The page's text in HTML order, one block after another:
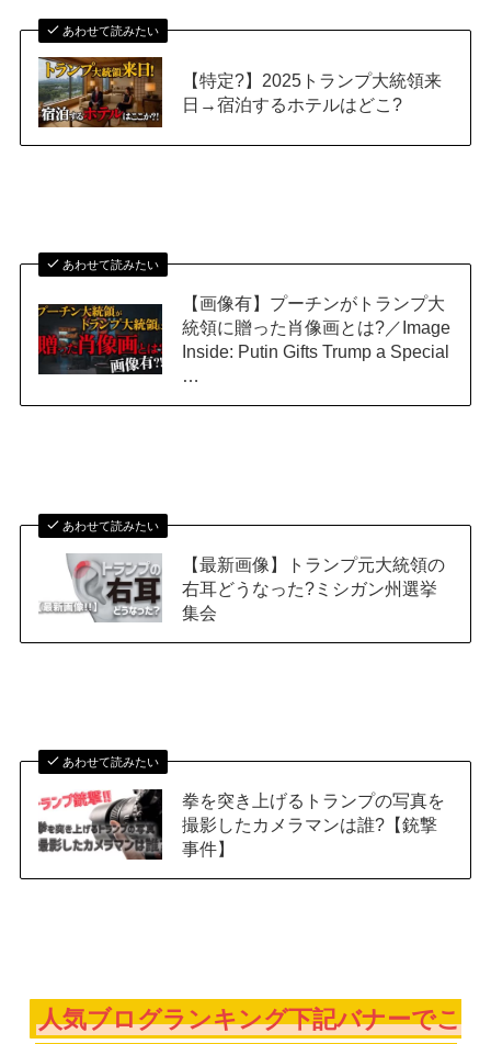
あわせて読みたい
【特定?】2025トランプ大統領来
日→宿泊するホテルはどこ?
あわせて読みたい
【画像有】プーチンがトランプ大
統領に贈った肖像画とは?／Image
Inside: Putin Gifts Trump a Special
…
あわせて読みたい
【最新画像】トランプ元大統領の
右耳どうなった?ミシガン州選挙
集会
あわせて読みたい
拳を突き上げるトランプの写真を
撮影したカメラマンは誰?【銃撃
事件】
人気ブログランキング下記バナーでこ